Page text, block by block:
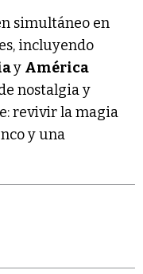
simultáneo en
incluyendo
y América
nostalgia y
revivir la magia
y una